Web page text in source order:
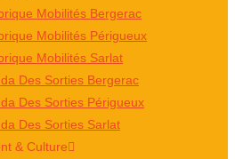
Mobilités Bergerac
Mobilités Périgueux
Mobilités Sarlat
Des Sorties Bergerac
Des Sorties Périgueux
Des Sorties Sarlat
& Culture